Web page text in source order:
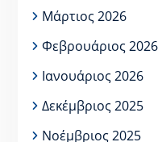
Μάρτιος 2026
Φεβρουάριος 2026
Ιανουάριος 2026
Δεκέμβριος 2025
Νοέμβριος 2025